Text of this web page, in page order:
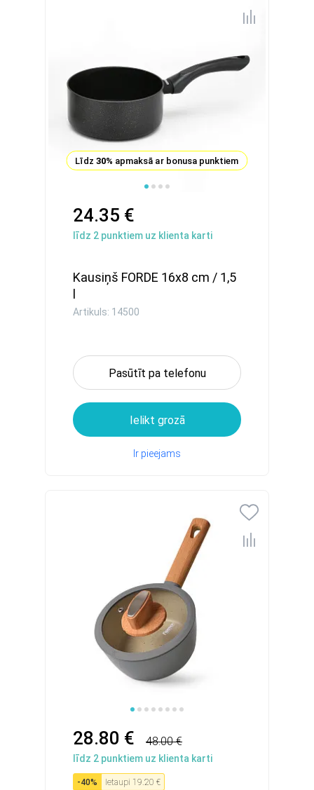
Līdz 30% apmaksā ar bonusa punktiem
24.35 €
līdz 2 punktiem uz klienta karti
Kausiņš FORDE 16x8 сm / 1,5
Artikuls: 14500
Pasūtīt pa telefonu
Ielikt grozā
Ir pieejams
28.80 € 48.00 €
līdz 2 punktiem uz klienta karti
-40% Ietaupi 19.20 €